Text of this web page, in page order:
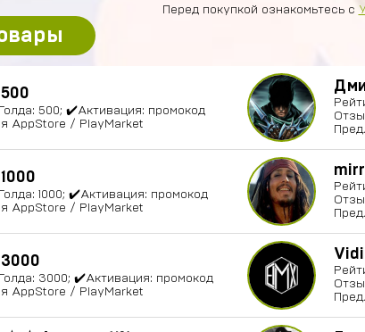
Перед покупкой ознакомьтесь с
500
500; ✔️Активация: промокод
AppStore / PlayMarket
1000
1000; ✔️Активация: промокод
AppStore / PlayMarket
3000
3000; ✔️Активация: промокод
AppStore / PlayMarket